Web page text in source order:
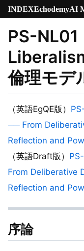
INDEXEchodemyAI
PS-
倫理モデ
（英語EgQE版）
── From
Reflection and
（英語Draft版）
From Deliberative
Reflection and
序論